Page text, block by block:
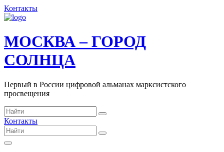
Контакты
МОСКВА – ГОРОД
СОЛНЦА
Первый в России цифровой альманах марксистского
просвещения
Контакты